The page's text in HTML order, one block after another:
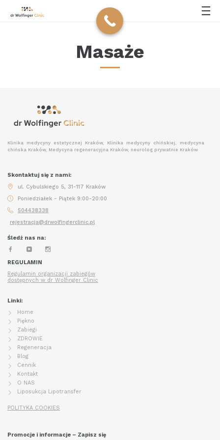
Masaże
Klinika medycyny estetycznej Kraków, Klinika medycyny chińskiej, medycyna
chińska Kraków, Medycyna regeneracyjna Kraków, neurolog prywatnie Kraków
Skontaktuj się z nami:
ul. Cybulskiego 5, 31-117 Kraków
Poniedziałek - Piątek 9:00-20:00
504438338
rejestracja@drwolfingerclinic.pl
Śledź nas na:
REGULAMIN
Regulamin organizacji zabiegów
dostępnych w dr Wolfinger Clinic
Linki:
Home
Piękno
Zabiegi
ZDROWIE
Regeneracja
Blog
Cennik
Kontakt
O NAS
Liposukcja Lipotransfer
POLITYKA COOKIES
Promocje i informacje – Zapisz się